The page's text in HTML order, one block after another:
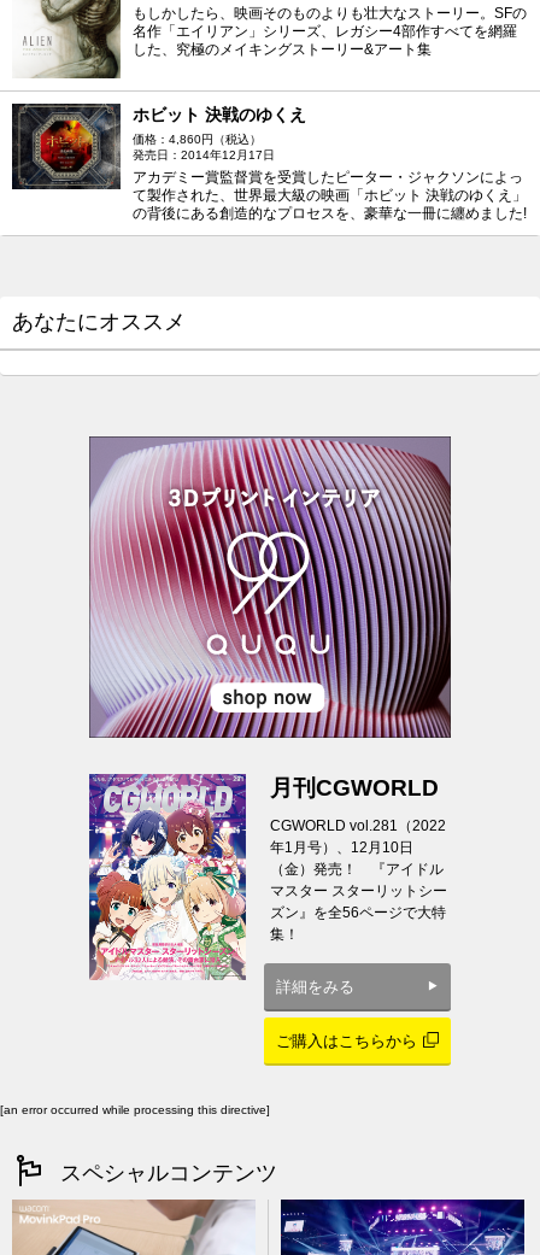
もしかしたら、映画そのものよりも壮大なストーリー。SFの
名作「エイリアン」シリーズ、レガシー4部作すべてを網羅
した、究極のメイキングストーリー&アート集
ホビット 決戦のゆくえ
価格：4,860円（税込）
発売日：2014年12月17日
アカデミー賞監督賞を受賞したピーター・ジャクソンによっ
て製作された、世界最大級の映画「ホビット 決戦のゆくえ」
の背後にある創造的なプロセスを、豪華な一冊に纏めました!
あなたにオススメ
月刊CGWORLD
CGWORLD vol.281（2022
年1月号）、12月10日
（金）発売！ 『アイドル
マスター スターリットシー
ズン』を全56ページで大特
集！
詳細をみる
ご購入はこちらから
[an error occurred while processing this directive]
スペシャルコンテンツ